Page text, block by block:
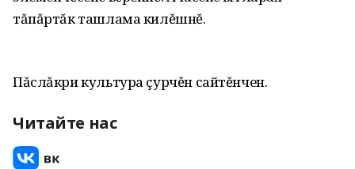
тăпăртăк ташлама килĕшнĕ.
Пăслăкри культура çурчĕн сайтĕнчен.
Читайте нас